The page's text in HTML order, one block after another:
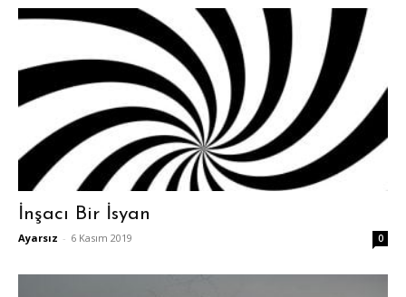
İnşacı Bir İsyan
Ayarsız - 6 Kasım 2019 0